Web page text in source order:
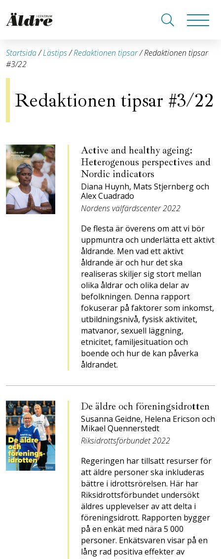
Startsida/Lästips/Redaktionen tipsar/Redaktionen tipsar
#3/22
Redaktionen tipsar #3/22
Active and healthy ageing:
Heterogenous perspectives and
Nordic indicators
Diana Huynh, Mats Stjernberg och
Alex Cuadrado
Nordens välfärdscenter 2022
De flesta är överens om att vi bör
uppmuntra och underlätta ett aktivt
åldrande. Men vad ett aktivt
åldrande är och hur det ska
realiseras skiljer sig stort mellan
olika åldrar och olika delar av
befolkningen. Denna rapport
fokuserar på faktorer som inkomst,
utbildningsnivå, fysisk aktivitet,
matvanor, sexuell läggning,
etnicitet, familjesituation och
boende och hur de kan påverka
åldrandet.
De äldre och förenings­idrotten
Susanna Geidne, Helena Ericson och
Mikael Quennerstedt
Riksidrottsförbundet 2022
Regeringen har tillsatt resurser för
att äldre personer ska inkluderas
bättre i idrottsrörelsen. Här har
Riksidrottsförbundet undersökt
äldres upplevelser av att delta i
föreningsidrott. Rapporten bygger
på en enkät med nära 5 000
personer. Enkätsvaren visar på en
lång rad positiva effekter av